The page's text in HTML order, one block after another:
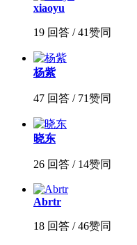
xiaoyu
19 回答 / 41赞同
杨紫
47 回答 / 71赞同
晓东
26 回答 / 14赞同
Abrtr
18 回答 / 46赞同